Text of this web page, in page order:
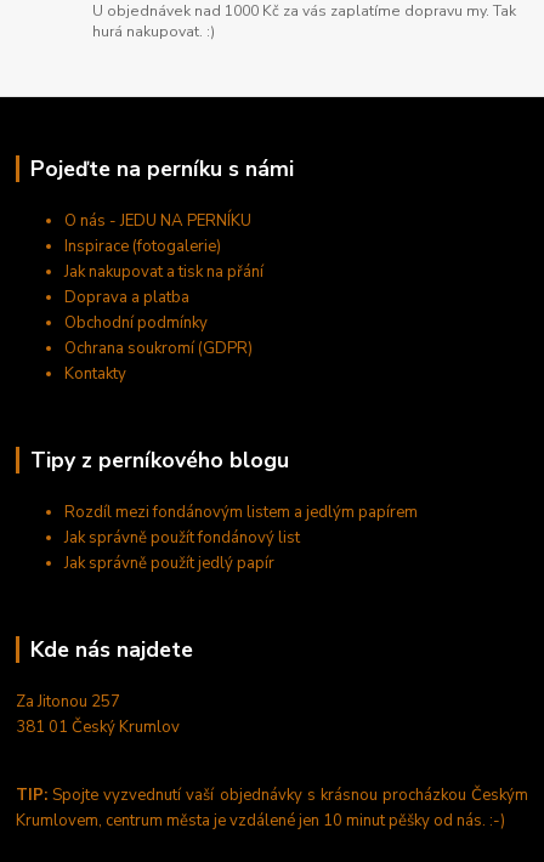
U objednávek nad 1000 Kč za vás zaplatíme dopravu my. Tak
hurá nakupovat. :)
Pojeďte na perníku s námi
O nás - JEDU NA PERNÍKU
Inspirace (fotogalerie)
Jak nakupovat a tisk na přání
Doprava a platba
Obchodní podmínky
Ochrana soukromí (GDPR)
Kontakty
Tipy z perníkového blogu
Rozdíl mezi fondánovým listem a jedlým papírem
Jak správně použít fondánový list
Jak správně použít jedlý papír
Kde nás najdete
Za Jitonou 257
381 01 Český Krumlov
TIP: Spojte vyzvednutí vaší objednávky s krásnou procházkou Českým
Krumlovem, centrum města je vzdálené jen 10 minut pěšky od nás. :-)